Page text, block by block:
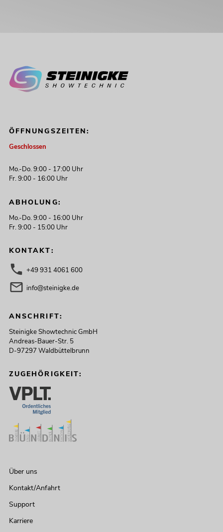
ÖFFNUNGSZEITEN:
Geschlossen
Mo.-Do. 9:00 - 17:00 Uhr
Fr. 9:00 - 16:00 Uhr
ABHOLUNG:
Mo.-Do. 9:00 - 16:00 Uhr
Fr. 9:00 - 15:00 Uhr
KONTAKT:
+49 931 4061 600
info@steinigke.de
ANSCHRIFT:
Steinigke Showtechnic GmbH
Andreas-Bauer-Str. 5
D-97297 Waldbüttelbrunn
ZUGEHÖRIGKEIT:
Über uns
Kontakt/Anfahrt
Support
Karriere